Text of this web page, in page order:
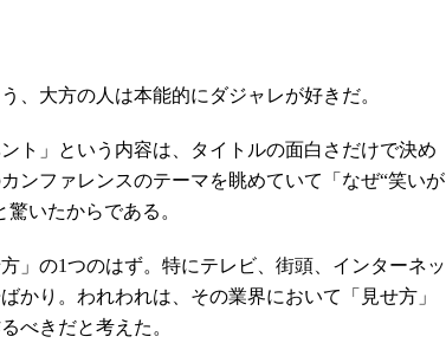
、大方の人は本能的にダジャレが好きだ。
ト」という内容は、タイトルの面白さだけで決め
ンファレンスのテーマを眺めていて「なぜ“笑いが
いたからである。
」の1つのはず。特にテレビ、街頭、インターネッ
かり。われわれは、その業界において「見せ方」
べきだと考えた。